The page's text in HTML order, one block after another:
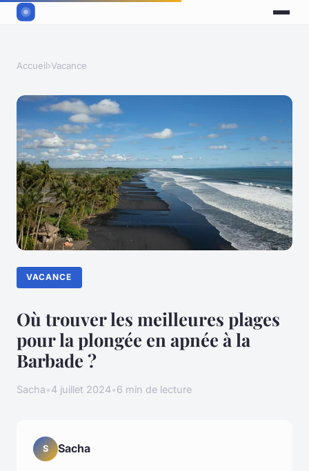
Accueil›Vacance
VACANCE
Où trouver les meilleures plages
pour la plongée en apnée à la
Barbade ?
Sacha•4 juillet 2024•6 min de lecture
S Sacha